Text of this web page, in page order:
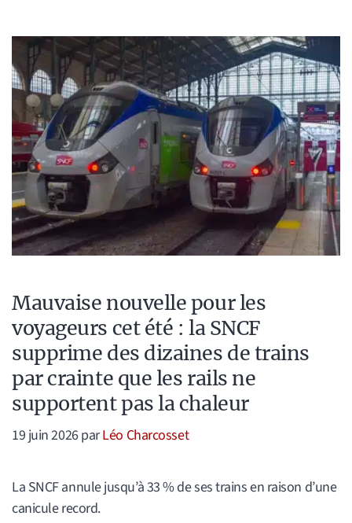
Mauvaise nouvelle pour les
voyageurs cet été : la SNCF
supprime des dizaines de trains
par crainte que les rails ne
supportent pas la chaleur
19 juin 2026parLéo Charcosset
La SNCF annule jusqu’à 33 % de ses trains en raison d’une
canicule record.